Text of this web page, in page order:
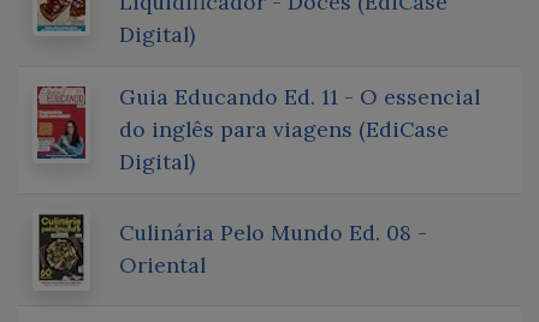
Digital)
Guia Educando Ed. 11 - O essencial
do inglês para viagens (EdiCase
Digital)
Culinária Pelo Mundo Ed. 08 -
Oriental